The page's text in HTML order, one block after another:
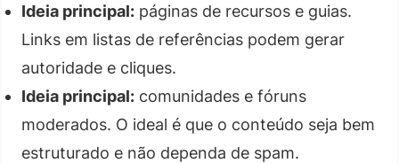
Ideia principal: páginas de recursos e guias.
Links em listas de referências podem gerar
autoridade e cliques.
Ideia principal: comunidades e fóruns
moderados. O ideal é que o conteúdo seja bem
estruturado e não dependa de spam.